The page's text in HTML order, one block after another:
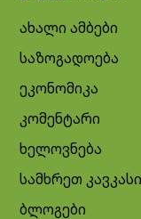
ახალი ამბები
საზოგადოება
ეკონომიკა
კომენტარი
ხელოვნება
სამხრეთ
ბლოგები